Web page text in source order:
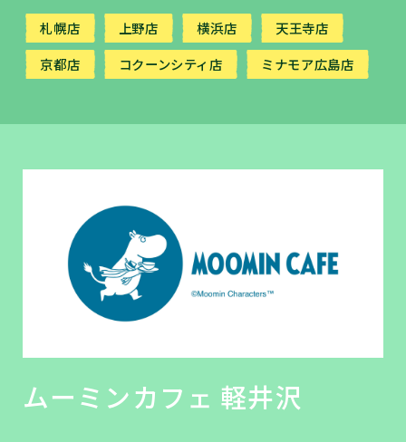
札幌店 上野店 横浜店
天王寺店
京都店
コクーンシティ店 ミナモア広島店
ムーミンカフェ 軽井沢